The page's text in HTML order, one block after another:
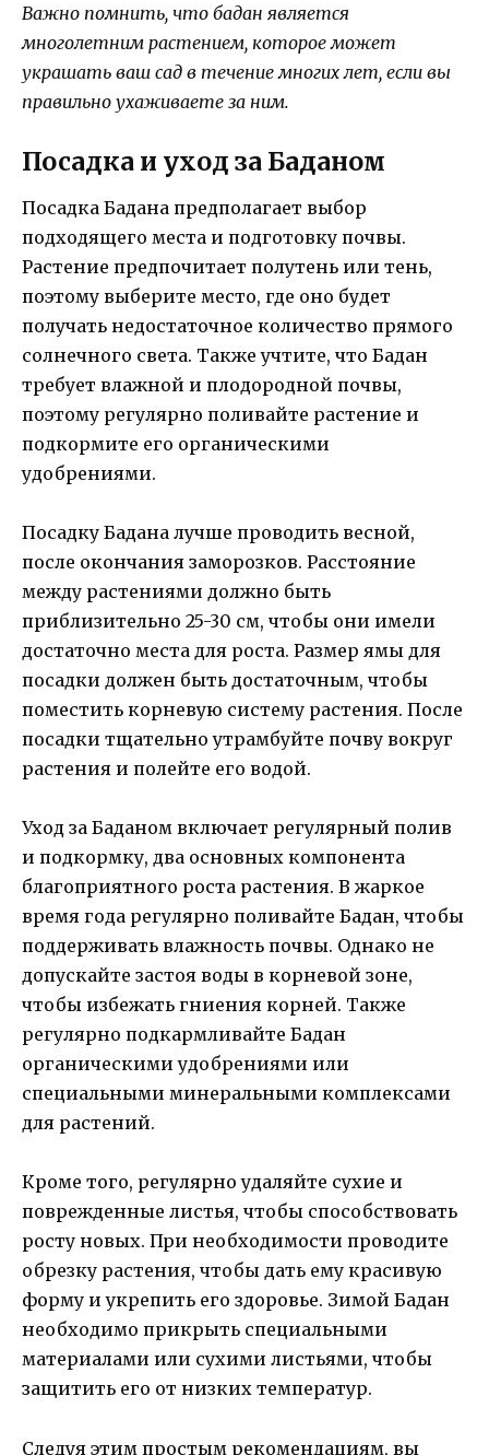
Важно помнить, что бадан является
многолетним растением, которое может
украшать ваш сад в течение многих лет, если вы
правильно ухаживаете за ним.
Посадка и уход за Баданом
Посадка Бадана предполагает выбор
подходящего места и подготовку почвы.
Растение предпочитает полутень или тень,
поэтому выберите место, где оно будет
получать недостаточное количество прямого
солнечного света. Также учтите, что Бадан
требует влажной и плодородной почвы,
поэтому регулярно поливайте растение и
подкормите его органическими
удобрениями.
Посадку Бадана лучше проводить весной,
после окончания заморозков. Расстояние
между растениями должно быть
приблизительно 25-30 см, чтобы они имели
достаточно места для роста. Размер ямы для
посадки должен быть достаточным, чтобы
поместить корневую систему растения. После
посадки тщательно утрамбуйте почву вокруг
растения и полейте его водой.
Уход за Баданом включает регулярный полив
и подкормку, два основных компонента
благоприятного роста растения. В жаркое
время года регулярно поливайте Бадан, чтобы
поддерживать влажность почвы. Однако не
допускайте застоя воды в корневой зоне,
чтобы избежать гниения корней. Также
регулярно подкармливайте Бадан
органическими удобрениями или
специальными минеральными комплексами
для растений.
Кроме того, регулярно удаляйте сухие и
поврежденные листья, чтобы способствовать
росту новых. При необходимости проводите
обрезку растения, чтобы дать ему красивую
форму и укрепить его здоровье. Зимой Бадан
необходимо прикрыть специальными
материалами или сухими листьями, чтобы
защитить его от низких температур.
Следуя этим простым рекомендациям, вы